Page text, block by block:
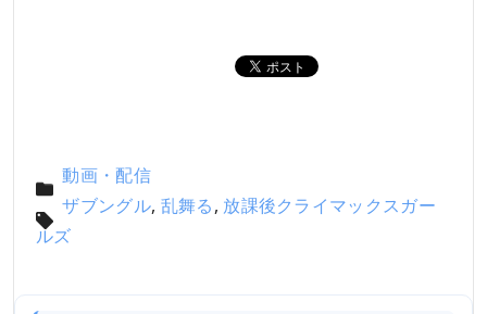
動画・配信
ザブングル, 乱舞る, 放課後クライマックスガー
ルズ